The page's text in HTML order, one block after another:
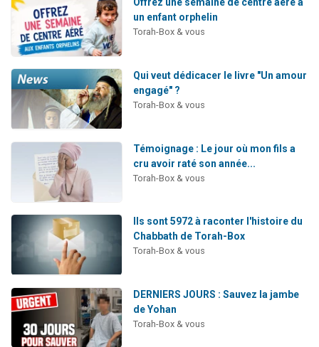
Offrez une semaine de centre aéré à
un enfant orphelin
Torah-Box & vous
Qui veut dédicacer le livre "Un amour
engagé" ?
Torah-Box & vous
Témoignage : Le jour où mon fils a
cru avoir raté son année...
Torah-Box & vous
Ils sont 5972 à raconter l'histoire du
Chabbath de Torah-Box
Torah-Box & vous
DERNIERS JOURS : Sauvez la jambe
de Yohan
Torah-Box & vous